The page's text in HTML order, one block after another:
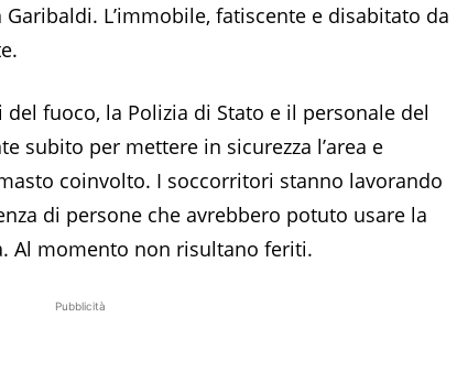
L’immobile, fatiscente e disabitato da
fuoco, la Polizia di Stato e il personale del
subito per mettere in sicurezza l’area e
coinvolto. I soccorritori stanno lavorando
di persone che avrebbero potuto usare la
Al momento non risultano feriti.
Pubblicità